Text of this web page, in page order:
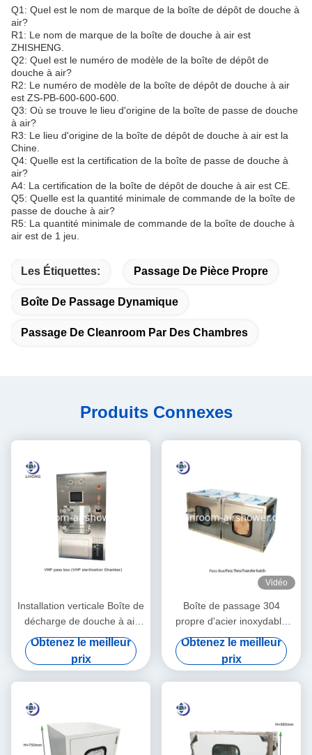
Q1: Quel est le nom de marque de la boîte de dépôt de douche à
air?
R1: Le nom de marque de la boîte de douche à air est
ZHISHENG.
Q2: Quel est le numéro de modèle de la boîte de dépôt de
douche à air?
R2: Le numéro de modèle de la boîte de dépôt de douche à air
est ZS-PB-600-600-600.
Q3: Où se trouve le lieu d'origine de la boîte de passe de douche
à air?
R3: Le lieu d'origine de la boîte de dépôt de douche à air est la
Chine.
Q4: Quelle est la certification de la boîte de passe de douche à
air?
A4: La certification de la boîte de dépôt de douche à air est CE.
Q5: Quelle est la quantité minimale de commande de la boîte de
passe de douche à air?
R5: La quantité minimale de commande de la boîte de douche à
air est de 1 jeu.
Les Étiquettes: Passage De Pièce Propre
Boîte De Passage Dynamique
Passage De Cleanroom Par Des Chambres
Produits Connexes
Installation verticale Boîte de
décharge de douche à air
VHP avec 2 kW de
stérilisation
Obtenez le meilleur
prix
Vidéo
Boîte de passage 304
propre d'acier inoxydable
avec couplage mécanique/
Obtenez le meilleur
prix